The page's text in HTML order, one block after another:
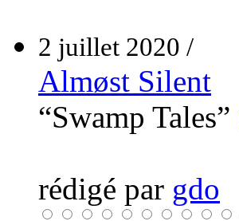
2 juillet 2020 /
Almøst Silent
“Swamp Tales”
rédigé par gdo